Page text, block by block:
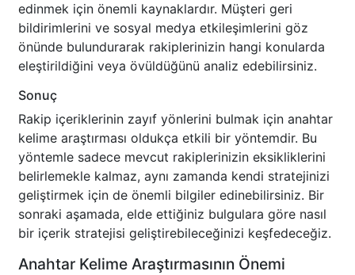
edinmek için önemli kaynaklardır. Müşteri geri
bildirimlerini ve sosyal medya etkileşimlerini göz
önünde bulundurarak rakiplerinizin hangi konularda
eleştirildiğini veya övüldüğünü analiz edebilirsiniz.
Sonuç
Rakip içeriklerinin zayıf yönlerini bulmak için anahtar
kelime araştırması oldukça etkili bir yöntemdir. Bu
yöntemle sadece mevcut rakiplerinizin eksikliklerini
belirlemekle kalmaz, aynı zamanda kendi stratejinizi
geliştirmek için de önemli bilgiler edinebilirsiniz. Bir
sonraki aşamada, elde ettiğiniz bulgulara göre nasıl
bir içerik stratejisi geliştirebileceğinizi keşfedeceğiz.
Anahtar Kelime Araştırmasının Önemi